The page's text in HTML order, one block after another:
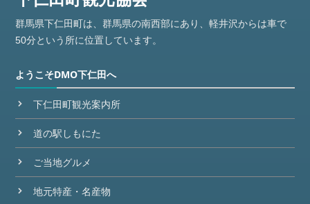
群馬県下仁田町は、群馬県の南西部にあり、軽井沢からは車で
50分という所に位置しています。
ようこそDMO下仁田へ
下仁田町観光案内所
道の駅しもにた
ご当地グルメ
地元特産・名産物